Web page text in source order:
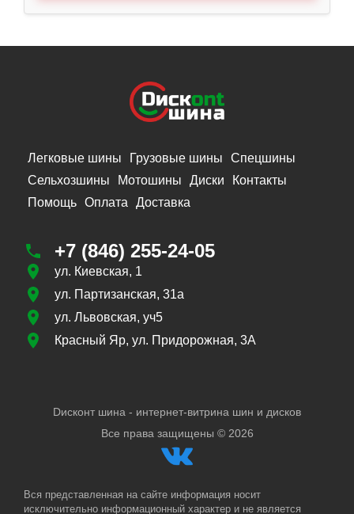
Легковые шины Грузовые шины
Спецшины
Сельхозшины
Мотошины Диски
Контакты
Помощь Оплата Доставка
+7 (846) 255-24-05
ул. Киевская, 1
ул. Партизанская, 31а
ул. Львовская, уч5
Красный Яр, ул. Придорожная, 3А
Dисконт шина - интернет-витрина шин и дисков
Все права защищены © 2026
Вся представленная на сайте информация носит
исключительно информационный характер и не является